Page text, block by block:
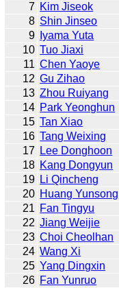
7 Kim Jiseok
8 Shin Jinseo
9
Iyama Yuta
10 Tuo Jiaxi
11 Chen Yaoye
12 Gu Zihao
13 Zhou Ruiyang
14 Park Yeonghun
15 Tan Xiao
16 Tang Weixing
17
Lee Donghoon
18 Kang Dongyun
19 Li Qincheng
20 Huang Yunsong
21 Fan Tingyu
22 Jiang Weijie
23 Choi Cheolhan
24 Wang Xi
25 Yang Dingxin
26 Fan Yunruo